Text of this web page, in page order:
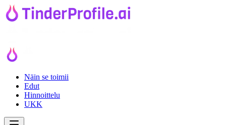
Näin se toimii
Edut
Hinnoittelu
UKK